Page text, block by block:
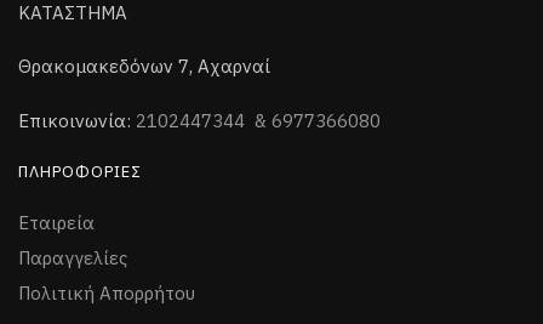
ΚΑΤΑΣΤΗΜΑ
Θρακομακεδόνων 7, Αχαρναί
Επικοινωνία: 2102447344 & 6977366080
ΠΛΗΡΟΦΟΡΊΕΣ
Εταιρεία
Παραγγελίες
Πολιτική Απορρήτου